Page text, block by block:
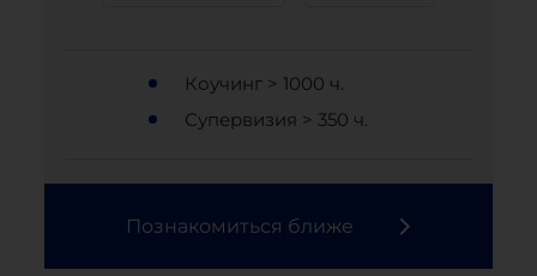
Коучинг > 1000 ч.
Супервизия > 350 ч.
Познакомиться ближе